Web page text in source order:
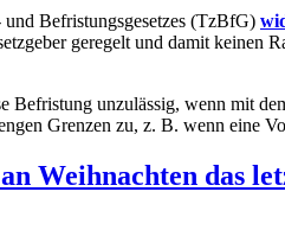
Befristungsgesetzes (TzBfG)
geregelt und damit
unzulässig, wenn mit
Grenzen zu, z. B. wenn eine
Weihnachten das